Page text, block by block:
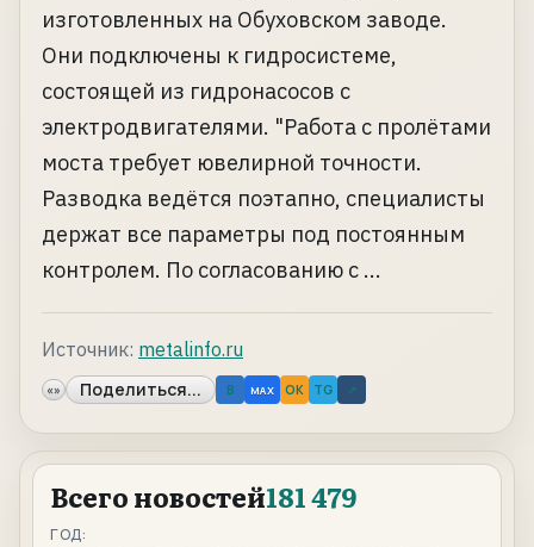
изготовленных на Обуховском заводе.
Они подключены к гидросистеме,
состоящей из гидронасосов с
электродвигателями. "Работа с пролётами
моста требует ювелирной точности.
Разводка ведётся поэтапно, специалисты
держат все параметры под постоянным
контролем. По согласованию с ...
Источник: metalinfo.ru
«» Поделиться... B MAX OK TG ↗
Всего новостей181 479
ГОД: